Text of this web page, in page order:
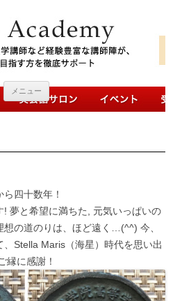
メニュー コンテンツへ移動
四十数年！
! 夢と希望に満ちた, 元気いっぱいの
想の道のりは、ほど遠く…(^^) 今、
Stella Maris（海星）時代を思い出
に感謝！